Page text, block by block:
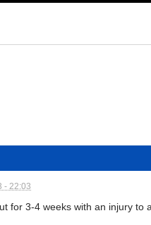
- 22:03
for 3-4 weeks with an injury to